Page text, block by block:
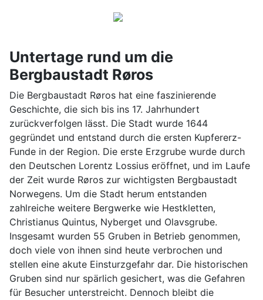
Untertage rund um die
Bergbaustadt Røros
Die Bergbaustadt Røros hat eine faszinierende
Geschichte, die sich bis ins 17. Jahrhundert
zurückverfolgen lässt. Die Stadt wurde 1644
gegründet und entstand durch die ersten Kupfererz-
Funde in der Region. Die erste Erzgrube wurde durch
den Deutschen Lorentz Lossius eröffnet, und im Laufe
der Zeit wurde Røros zur wichtigsten Bergbaustadt
Norwegens. Um die Stadt herum entstanden
zahlreiche weitere Bergwerke wie Hestkletten,
Christianus Quintus, Nyberget und Olavsgrube.
Insgesamt wurden 55 Gruben in Betrieb genommen,
doch viele von ihnen sind heute verbrochen und
stellen eine akute Einsturzgefahr dar. Die historischen
Gruben sind nur spärlich gesichert, was die Gefahren
für Besucher unterstreicht. Dennoch bleibt die